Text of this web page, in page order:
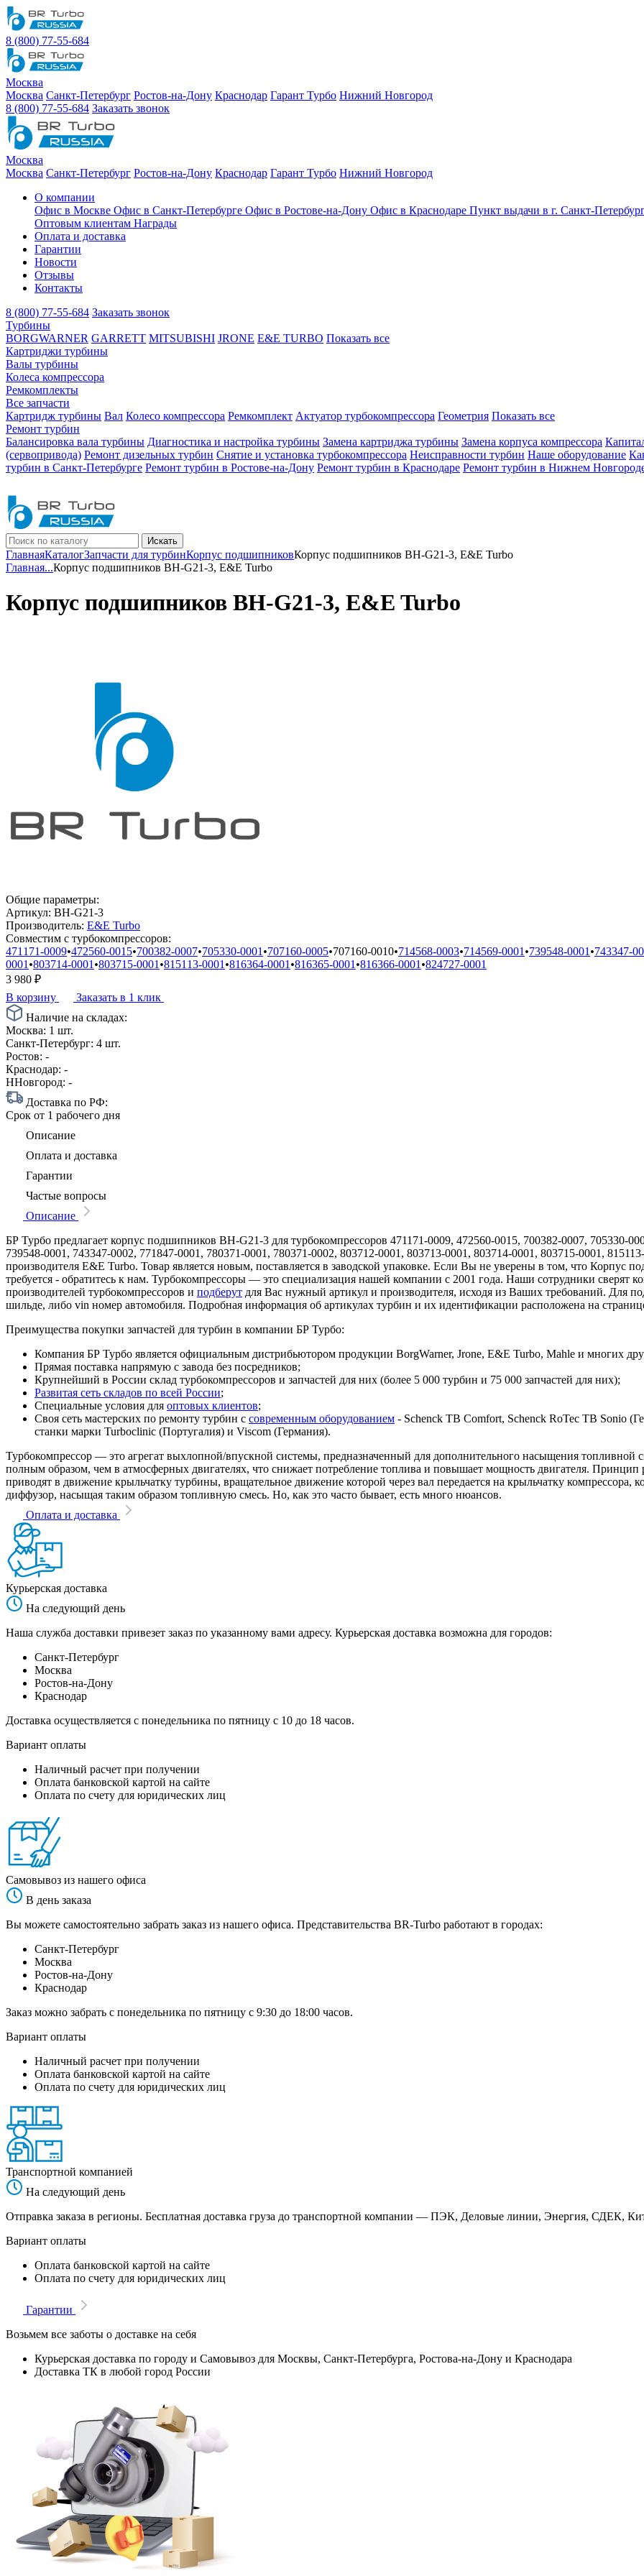
8 (800) 77-55-684
Москва
Москва Санкт-Петербург Ростов-на-Дону Краснодар Гарант Турбо Нижний Новгород
8 (800) 77-55-684 Заказать звонок
Москва
Москва Санкт-Петербург Ростов-на-Дону Краснодар Гарант Турбо Нижний Новгород
О компании
Офис в Москве Офис в Санкт-Петербурге Офис в Ростове-на-Дону Офис в Краснодаре Пункт выдачи в г. Санкт-
Оптовым клиентам Награды
Оплата и доставка
Гарантии
Новости
Отзывы
Контакты
8 (800) 77-55-684 Заказать звонок
Турбины
BORGWARNER GARRETT MITSUBISHI JRONE E&E TURBO Показать все
Картриджи турбины
Валы турбины
Колеса компрессора
Ремкомплекты
Все запчасти
Картридж турбины Вал Колесо компрессора Ремкомплект Актуатор турбокомпрессора Геометрия Показать все
Ремонт турбин
Балансировка вала турбины Диагностика и настройка турбины Замена картриджа турбины Замена корпуса компрессора
(сервопривода) Ремонт дизельных турбин Снятие и установка турбокомпрессора Неисправности турбин Наше оборудование
турбин в Санкт-Петербурге Ремонт турбин в Ростове-на-Дону Ремонт турбин в Краснодаре Ремонт турбин в Нижнем
Искать
ГлавнаяКаталогЗапчасти для турбинКорпус подшипниковКорпус подшипников BH-G21-3, E&E Turbo
Главная...Корпус подшипников BH-G21-3, E&E Turbo
Корпус подшипников BH-G21-3, E&E Turbo
Общие параметры:
Артикул: BH-G21-3
Производитель: E&E Turbo
Совместим с турбокомпрессоров:
471171-0009•472560-0015•700382-0007•705330-0001 •707160-0005•707160-0010•714568-0003•714569-0001 •739548-0001 •743347-
0001 •803714-0001 •803715-0001 •815113-0001 •816364-0001 •816365-0001 •816366-0001 •824727-0001
3 980 ₽
В корзину
Заказать в 1 клик
Наличие на складах:
Москва: 1 шт.
Санкт-Петербург: 4 шт.
Ростов: -
Краснодар: -
ННовгород: -
Доставка по РФ:
Срок от 1 рабочего дня
Описание
Оплата и доставка
Гарантии
Частые вопросы
Описание
БР Турбо предлагает корпус подшипников BH-G21-3 для турбокомпрессоров 471171-0009, 472560-0015, 700382-0007, 705330-
739548-0001, 743347-0002, 771847-0001, 780371-0001, 780371-0002, 803712-0001, 803713-0001, 803714-0001, 803715-0001,
производителя E&E Turbo. Товар является новым, поставляется в заводской упаковке. Если Вы не уверены в том, что
требуется - обратитесь к нам. Турбокомпрессоры — это специализация нашей компании с 2001 года. Наши сотрудники сверят
производителей турбокомпрессоров и подберут для Вас нужный артикул и производителя, исходя из Ваших требований. Для
шильде, либо vin номер автомобиля. Подробная информация об артикулах турбин и их идентификации расположена на
Преимущества покупки запчастей для турбин в компании БР Турбо:
Компания БР Турбо является официальным дистрибьютором продукции BorgWarner, Jrone, E&E Turbo, Mahle и многих
Прямая поставка напрямую с завода без посредников;
Крупнейший в России склад турбокомпрессоров и запчастей для них (более 5 000 турбин и 75 000 запчастей для них);
Развитая сеть складов по всей России;
Специальные условия для оптовых клиентов;
Своя сеть мастерских по ремонту турбин с современным оборудованием - Schenck TB Comfort, Schenck RoTec TB Sonio
станки марки Turboclinic (Португалия) и Viscom (Германия).
Турбокомпрессор — это агрегат выхлопной/впускной системы, предназначенный для дополнительного насыщения топливной
полным образом, чем в атмосферных двигателях, что снижает потребление топлива и повышает мощность двигателя.
приводят в движение крыльчатку турбины, вращательное движение которой через вал передается на крыльчатку компрессора,
диффузор, насыщая таким образом топливную смесь. Но, как это часто бывает, есть много нюансов.
Оплата и доставка
Курьерская доставка
На следующий день
Наша служба доставки привезет заказ по указанному вами адресу. Курьерская доставка возможна для городов:
Санкт-Петербург
Москва
Ростов-на-Дону
Краснодар
Доставка осуществляется с понедельника по пятницу с 10 до 18 часов.
Вариант оплаты
Наличный расчет при получении
Оплата банковской картой на сайте
Оплата по счету для юридических лиц
Самовывоз из нашего офиса
В день заказа
Вы можете самостоятельно забрать заказ из нашего офиса. Представительства BR-Turbo работают в городах:
Санкт-Петербург
Москва
Ростов-на-Дону
Краснодар
Заказ можно забрать с понедельника по пятницу с 9:30 до 18:00 часов.
Вариант оплаты
Наличный расчет при получении
Оплата банковской картой на сайте
Оплата по счету для юридических лиц
Транспортной компанией
На следующий день
Отправка заказа в регионы. Бесплатная доставка груза до транспортной компании — ПЭК, Деловые линии, Энергия, СДЕК,
Вариант оплаты
Оплата банковской картой на сайте
Оплата по счету для юридических лиц
Гарантии
Возьмем все заботы о доставке на себя
Курьерская доставка по городу и Самовывоз для Москвы, Санкт-Петербурга, Ростова-на-Дону и Краснодара
Доставка ТК в любой город России